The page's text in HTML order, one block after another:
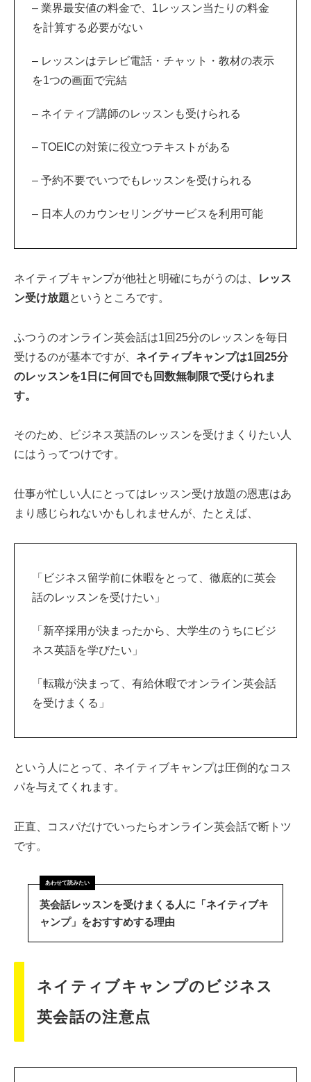
– 業界最安値の料金で、1レッスン当たりの料金
を計算する必要がない
– レッスンはテレビ電話・チャット・教材の表示
を1つの画面で完結
– ネイティブ講師のレッスンも受けられる
– TOEICの対策に役立つテキストがある
– 予約不要でいつでもレッスンを受けられる
– 日本人のカウンセリングサービスを利用可能
ネイティブキャンプが他社と明確にちがうのは、
レッス
ン受け放題というところです。
ふつうのオンライン英会話は1回25分のレッスンを毎日
受けるのが基本ですが、 ネイティブキャンプは1回25分
のレッスンを1日に何回でも回数無制限で受けられま
す。
そのため、ビジネス英語のレッスンを受けまくりたい人
にはうってつけです。
仕事が忙しい人にとってはレッスン受け放題の恩恵はあ
まり感じられないかもしれませんが、たとえば、
「ビジネス留学前に休暇をとって、徹底的に英会
話のレッスンを受けたい」
「新卒採用が決まったから、大学生のうちにビジ
ネス英語を学びたい」
「転職が決まって、有給休暇でオンライン英会話
を受けまくる」
という人にとって、ネイティブキャンプは圧倒的なコス
パを与えてくれます。
正直、コスパだけでいったらオンライン英会話で断トツ
です。
英会話レッスンを受けまくる人に「ネイティブキ
ャンプ」をおすすめする理由
ネイティブキャンプのビジネス
英会話の注意点